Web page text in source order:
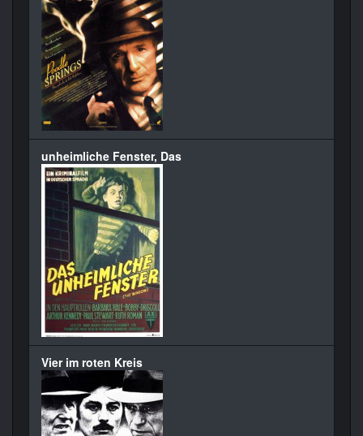
unheimliche Fenster, Das
Vier im roten Kreis